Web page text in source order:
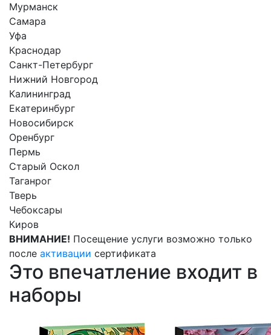
Мурманск
Самара
Уфа
Краснодар
Санкт-Петербург
Нижний Новгород
Калининград
Екатеринбург
Новосибирск
Оренбург
Пермь
Старый Оскол
Таганрог
Тверь
Чебоксары
Киров
ВНИМАНИЕ! Посещение услуги возможно только
после активации сертификата
Это впечатление входит в
наборы